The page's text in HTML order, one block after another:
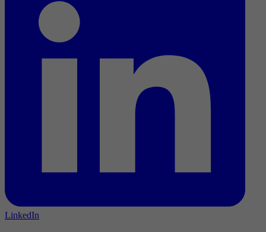
LinkedIn